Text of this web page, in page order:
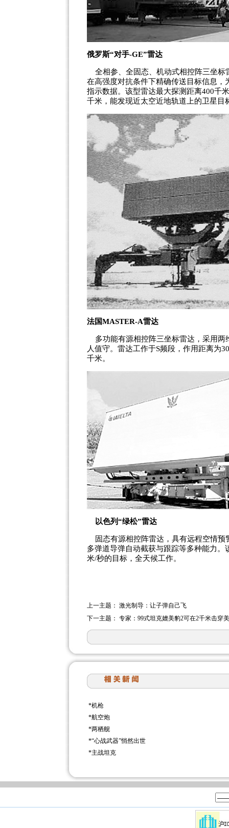
俄罗斯“对手-GE”雷达
全相参、全固态、机动式相控阵三坐标
在高强度对抗条件下精确传送目标信息
指示数据。该型雷达最大探测距离400千
千米，能发现近太空近地轨道上的卫星目
法国MASTER-A雷达
多功能有源相控阵三坐标雷达，采用两
人值守。雷达工作于S频段，作用距离为
千米。
以色列“绿松”雷达
固态有源相控阵雷达，具有远程空情预
多弹道导弹自动截获与跟踪等多种能力
米/秒的目标，全天候工作。
上一主题： 激光制导：让子弹自己飞
下一主题： 专家：99式坦克媲美豹2可在2千米击穿
*机枪
*航空炮
*两栖舰
*“心战武器”悄然出世
*主战坦克